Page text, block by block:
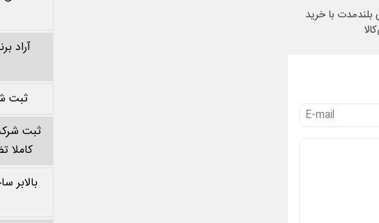
بلندمدت با خرید
آراد
ثبت
ثبت
کاملا
بالابر